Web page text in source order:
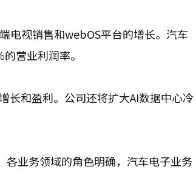
电视销售和webOS平台的增长。汽车
营业利润率。
长和盈利。公司还将扩大AI数据中心冷
业务领域的角色明确，汽车电子业务